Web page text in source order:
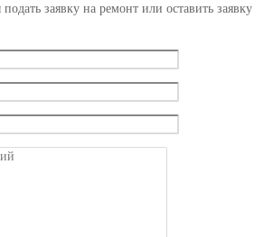
заявку на ремонт или оставить заявку